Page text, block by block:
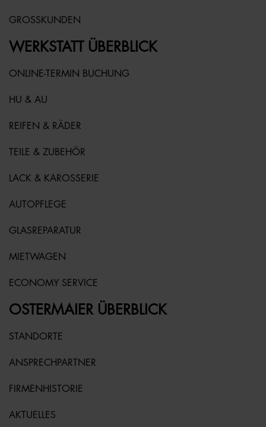
GROSSKUNDEN
WERKSTATT ÜBERBLICK
ONLINE-TERMIN BUCHUNG
HU & AU
REIFEN & RÄDER
TEILE & ZUBEHÖR
LACK & KAROSSERIE
AUTOPFLEGE
GLASREPARATUR
MIETWAGEN
ECONOMY SERVICE
OSTERMAIER ÜBERBLICK
STANDORTE
ANSPRECHPARTNER
FIRMENHISTORIE
AKTUELLES